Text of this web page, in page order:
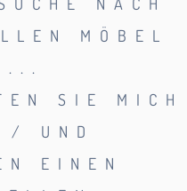
MÖBEL
...
SIE MICH
/ UND
EINEN